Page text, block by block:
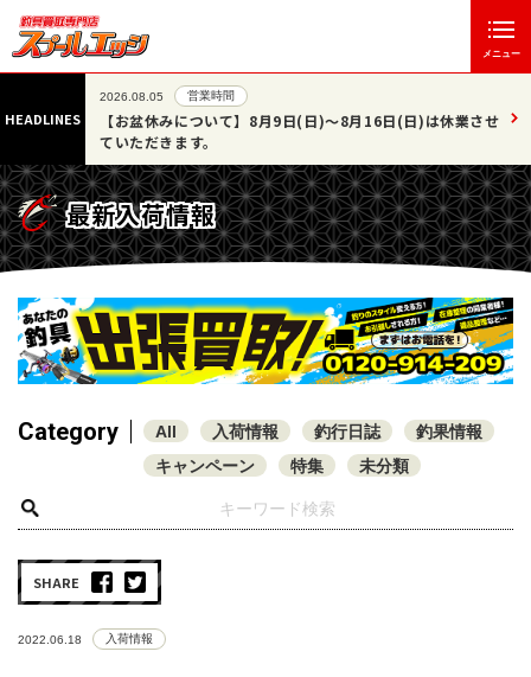
メニュー
HEADLINES
しま
2026.08.05 営業時間
【お盆休みについて】8月9日(日)～8月16日(日)は休業させ
ていただきます。
最新入荷情報
Category All 入荷情報 釣行日誌
釣果情報
キャンペーン
特集 未分類
SHARE
2022.06.18 入荷情報